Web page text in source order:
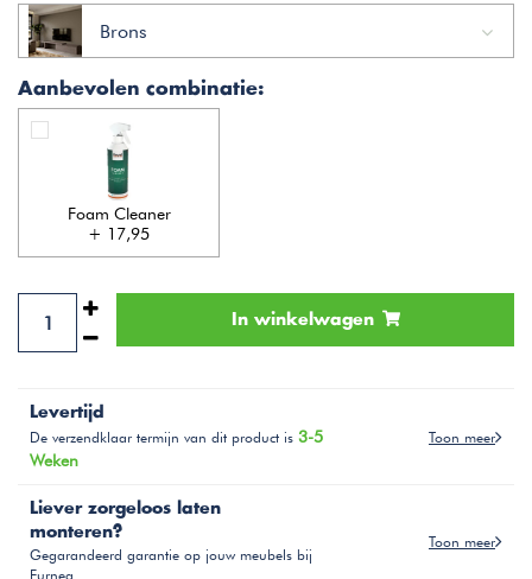
Brons
Aanbevolen combinatie:
Foam Cleaner
+ 17,95
In winkelwagen
Levertijd
De verzendklaar termijn van dit product is 3-5
Weken
Toon meer
Liever zorgeloos laten
monteren?
Gegarandeerd garantie op jouw meubels bij
Furnea
Toon meer